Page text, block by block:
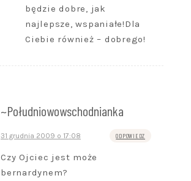
będzie dobre, jak
najlepsze, wspaniałe!Dla
Ciebie również – dobrego!
~Południowowschodnianka
31 grudnia 2009 o 17:08 ODPOWIEDZ
Czy Ojciec jest może
bernardynem?